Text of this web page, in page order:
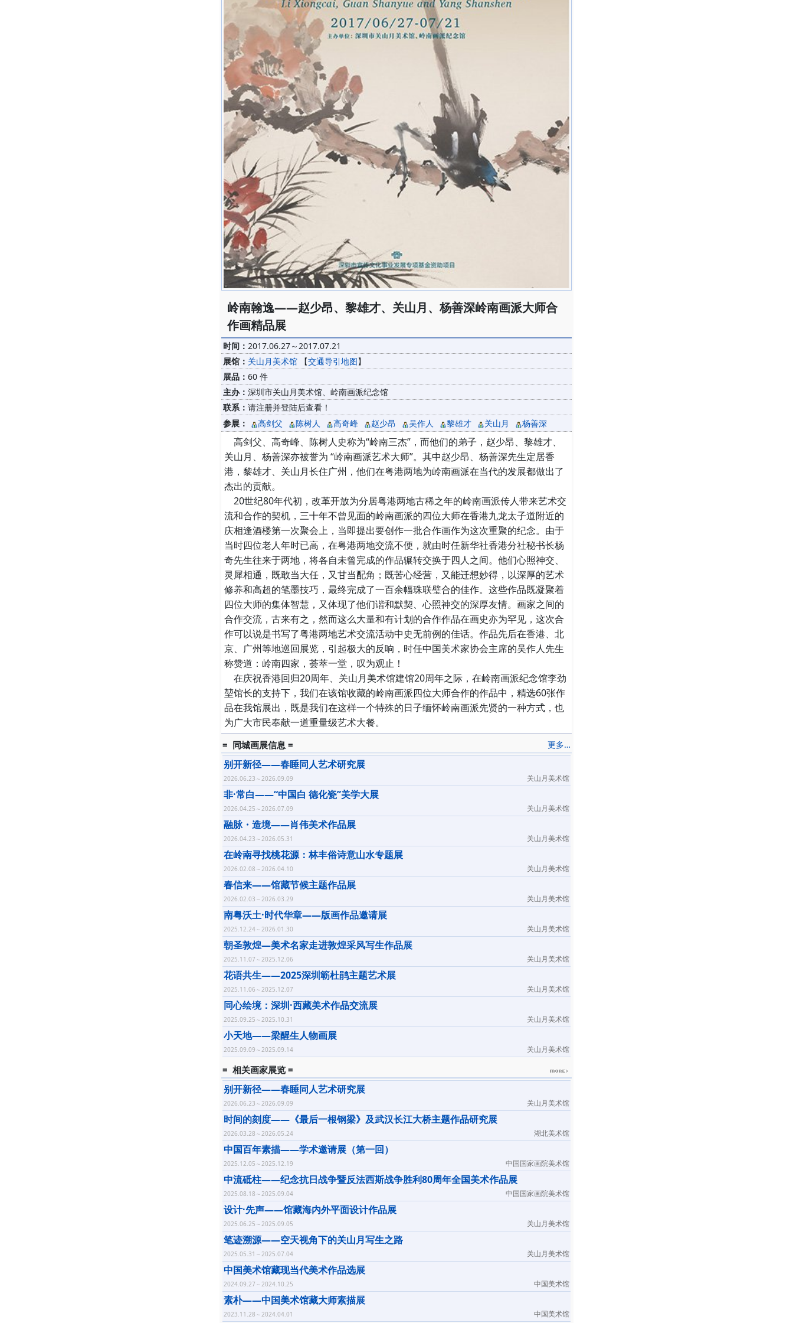
岭南翰逸——赵少昂、黎雄才、关山月、杨善深岭南画派大师合
作画精品展
时间： 2017.06.27～2017.07.21
展馆： 关山月美术馆 【交通导引地图】
展品： 60 件
主办： 深圳市关山月美术馆、岭南画派纪念馆
联系： 请注册并登陆后查看！
参展：
高剑父 陈树人 高奇峰 赵少昂 吴作人 黎雄才 关山月 杨善深
高剑父、高奇峰、陈树人史称为“岭南三杰”，而他们的弟子，赵少昂、黎雄才、
关山月、杨善深亦被誉为 “岭南画派艺术大师”。其中赵少昂、杨善深先生定居香
港，黎雄才、关山月长住广州，他们在粤港两地为岭南画派在当代的发展都做出了
杰出的贡献。
20世纪80年代初，改革开放为分居粤港两地古稀之年的岭南画派传人带来艺术交
流和合作的契机，三十年不曾见面的岭南画派的四位大师在香港九龙太子道附近的
庆相逢酒楼第一次聚会上，当即提出要创作一批合作画作为这次重聚的纪念。由于
当时四位老人年时已高，在粤港两地交流不便，就由时任新华社香港分社秘书长杨
奇先生往来于两地，将各自未曾完成的作品辗转交换于四人之间。他们心照神交、
灵犀相通，既敢当大任，又甘当配角；既苦心经营，又能迁想妙得，以深厚的艺术
修养和高超的笔墨技巧，最终完成了一百余幅珠联璧合的佳作。这些作品既凝聚着
四位大师的集体智慧，又体现了他们谐和默契、心照神交的深厚友情。画家之间的
合作交流，古来有之，然而这么大量和有计划的合作作品在画史亦为罕见，这次合
作可以说是书写了粤港两地艺术交流活动中史无前例的佳话。作品先后在香港、北
京、广州等地巡回展览，引起极大的反响，时任中国美术家协会主席的吴作人先生
称赞道：岭南四家，荟萃一堂，叹为观止！
在庆祝香港回归20周年、关山月美术馆建馆20周年之际，在岭南画派纪念馆李劲
堃馆长的支持下，我们在该馆收藏的岭南画派四位大师合作的作品中，精选60张作
品在我馆展出，既是我们在这样一个特殊的日子缅怀岭南画派先贤的一种方式，也
为广大市民奉献一道重量级艺术大餐。
更多…
= 同城画展信息 =
别开新径——春睡同人艺术研究展
关山月美术馆
2026.06.23～2026.09.09
非·常白——“中国白 德化瓷”美学大展
关山月美术馆
2026.04.25～2026.07.09
融脉・造境——肖伟美术作品展
关山月美术馆
2026.04.23～2026.05.31
在岭南寻找桃花源：林丰俗诗意山水专题展
关山月美术馆
2026.02.08～2026.04.10
春信来——馆藏节候主题作品展
关山月美术馆
2026.02.03～2026.03.29
南粤沃土·时代华章——版画作品邀请展
关山月美术馆
2025.12.24～2026.01.30
朝圣敦煌—美术名家走进敦煌采风写生作品展
关山月美术馆
2025.11.07～2025.12.06
花语共生——2025深圳簕杜鹃主题艺术展
关山月美术馆
2025.11.06～2025.12.07
同心绘境：深圳·西藏美术作品交流展
关山月美术馆
2025.09.25～2025.10.31
小天地——梁醒生人物画展
关山月美术馆
2025.09.09～2025.09.14
= 相关画家展览 =
别开新径——春睡同人艺术研究展
关山月美术馆
2026.06.23～2026.09.09
时间的刻度——《最后一根钢梁》及武汉长江大桥主题作品研究展
湖北美术馆
2026.03.28～2026.05.24
中国百年素描——学术邀请展（第一回）
中国国家画院美术馆
2025.12.05～2025.12.19
中流砥柱——纪念抗日战争暨反法西斯战争胜利80周年全国美术作品展
中国国家画院美术馆
2025.08.18～2025.09.04
设计·先声——馆藏海内外平面设计作品展
关山月美术馆
2025.06.25～2025.09.05
笔迹溯源——空天视角下的关山月写生之路
关山月美术馆
2025.05.31～2025.07.04
中国美术馆藏现当代美术作品选展
中国美术馆
2024.09.27～2024.10.25
素朴——中国美术馆藏大师素描展
中国美术馆
2023.11.28～2024.04.01